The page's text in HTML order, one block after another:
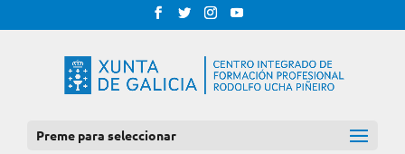
Preme para seleccionar